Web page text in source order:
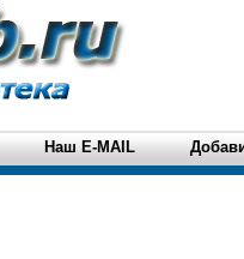
Наш E-MAIL